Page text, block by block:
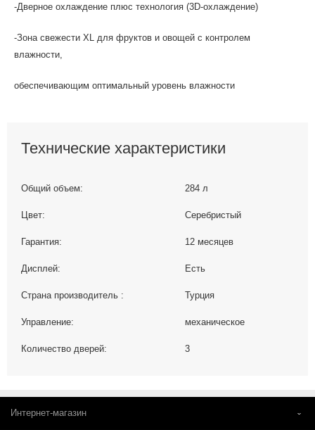
-Дверное охлаждение плюс технология (3D-охлаждение)
-Зона свежести XL для фруктов и овощей с контролем
влажности,
обеспечивающим оптимальный уровень влажности
Технические характеристики
Общий объем: 284 л
Цвет: Серебристый
Гарантия: 12 месяцев
Дисплей: Есть
Страна производитель : Турция
Управление: механическое
Количество дверей: 3
Интернет-магазин